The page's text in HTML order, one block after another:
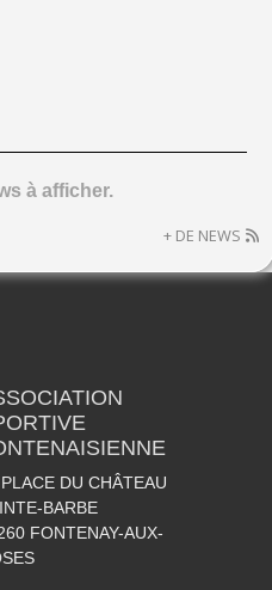
à afficher.
+ DE NEWS
DU CHÂTEAU
BARBE
FONTENAY-AUX-